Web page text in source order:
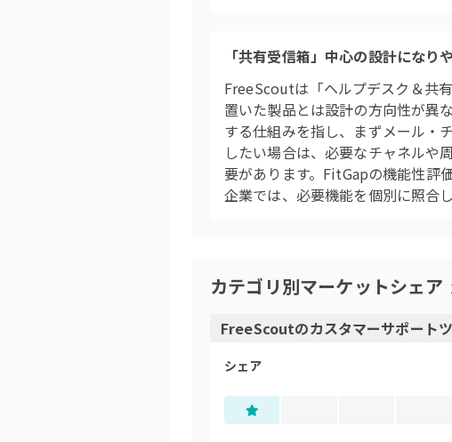
「共有受信箱」中心の設計になり
FreeScoutは「ヘルプデスク＆共
置いた製品とは設計の方向性が異
する仕組みを指し、まずメール・
したい場合は、必要なチャネル
要があります。FitGapの機能性評
企業では、必要機能を個別に照合
カテゴリ別マーケットシェア
FreeScoutのカスタマーサポート
シェア